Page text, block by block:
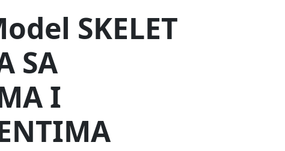
SKELET
SA
I